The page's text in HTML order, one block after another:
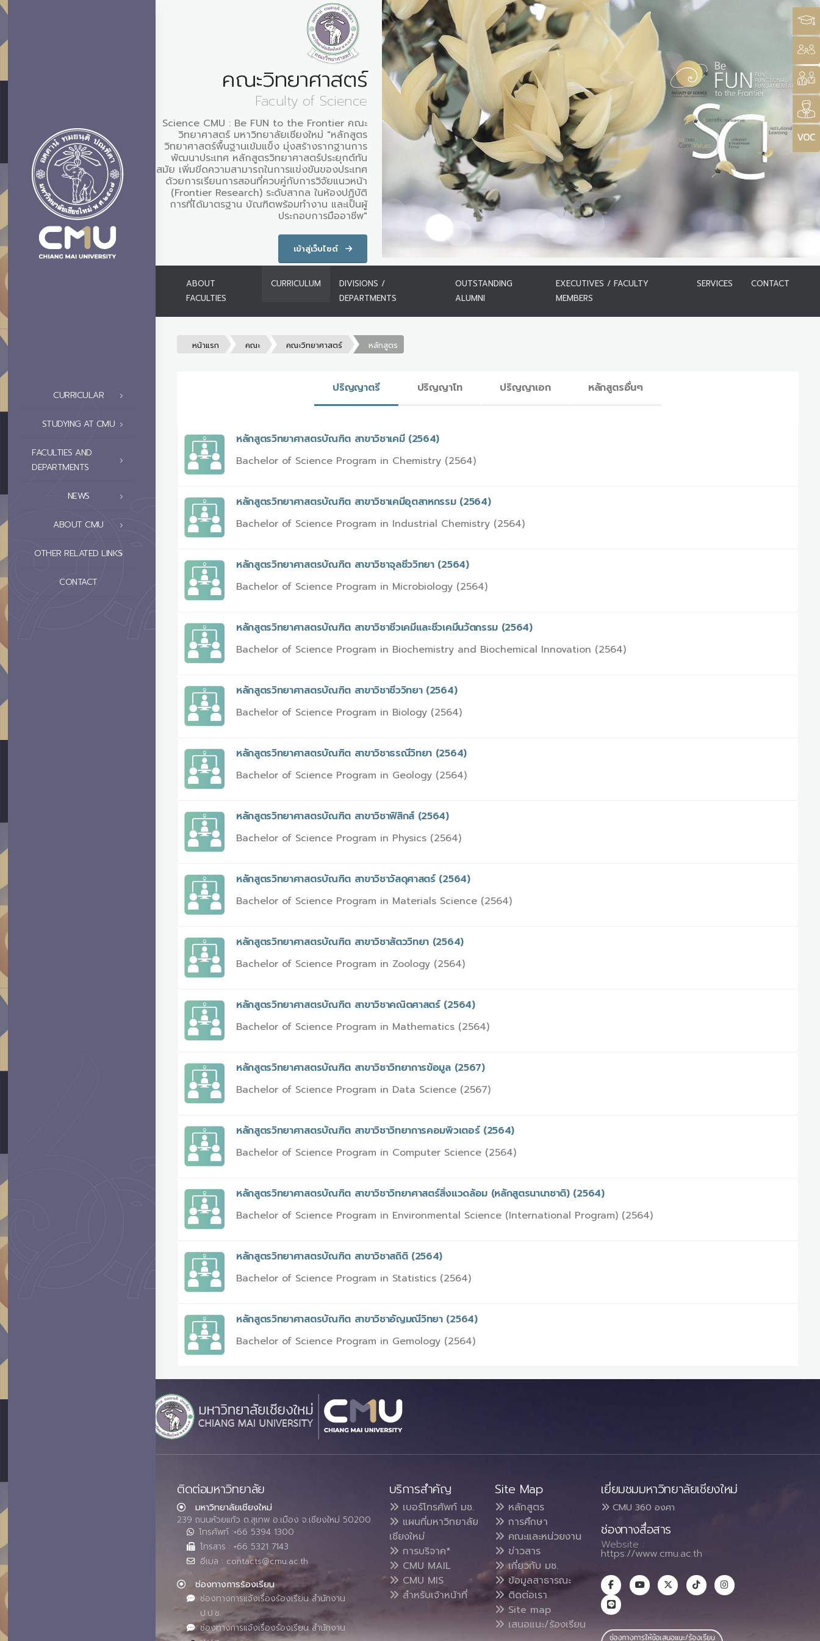
CURRICULAR
STUDYING AT CMU
FACULTIES AND
DEPARTMENTS
NEWS
ABOUT CMU
OTHER RELATED LINKS
CONTACT
คณะวิทยาศาสตร์
Faculty of Science
Science CMU : Be FUN to the Frontier คณะ
วิทยาศาสตร์ มหาวิทยาลัยเชียงใหม่ "หลักสูตร
วิทยาศาสตร์พื้นฐานเข้มแข็ง มุ่งสร้างรากฐานการ
พัฒนาประเทศ หลักสูตรวิทยาศาสตร์ประยุกต์ทัน
สมัย เพิ่มขีดความสามารถในการแข่งขันของประเทศ
ด้วยการเรียนการสอนที่ควบคู่กับการวิจัยแนวหน้า
(Frontier Research) ระดับสากล ในห้องปฏิบัติ
การที่ได้มาตรฐาน บัณฑิตพร้อมทำงาน และเป็นผู้
ประกอบการมืออาชีพ"
เข้าสู่เว็บไซต์
ABOUT
FACULTIES
CURRICULUM
DIVISIONS /
DEPARTMENTS
OUTSTANDING
ALUMNI
EXECUTIVES / FACULTY
MEMBERS
SERVICES CONTACT
หน้าแรก คณะ คณะวิทยาศาสตร์ หลักสูตร
ปริญญาตรี ปริญญาโท ปริญญาเอก หลักสูตรอื่นๆ
หลักสูตรวิทยาศาสตรบัณฑิต สาขาวิชาเคมี (2564)
Bachelor of Science Program in Chemistry (2564)
หลักสูตรวิทยาศาสตรบัณฑิต สาขาวิชาเคมีอุตสาหกรรม (2564)
Bachelor of Science Program in Industrial Chemistry (2564)
หลักสูตรวิทยาศาสตรบัณฑิต สาขาวิชาจุลชีววิทยา (2564)
Bachelor of Science Program in Microbiology (2564)
หลักสูตรวิทยาศาสตรบัณฑิต สาขาวิชาชีวเคมีและชีวเคมีนวัตกรรม (2564)
Bachelor of Science Program in Biochemistry and Biochemical Innovation (2564)
หลักสูตรวิทยาศาสตรบัณฑิต สาขาวิชาชีววิทยา (2564)
Bachelor of Science Program in Biology (2564)
หลักสูตรวิทยาศาสตรบัณฑิต สาขาวิชาธรณีวิทยา (2564)
Bachelor of Science Program in Geology (2564)
หลักสูตรวิทยาศาสตรบัณฑิต สาขาวิชาฟิสิกส์ (2564)
Bachelor of Science Program in Physics (2564)
หลักสูตรวิทยาศาสตรบัณฑิต สาขาวิชาวัสดุศาสตร์ (2564)
Bachelor of Science Program in Materials Science (2564)
หลักสูตรวิทยาศาสตรบัณฑิต สาขาวิชาสัตววิทยา (2564)
Bachelor of Science Program in Zoology (2564)
หลักสูตรวิทยาศาสตรบัณฑิต สาขาวิชาคณิตศาสตร์ (2564)
Bachelor of Science Program in Mathematics (2564)
หลักสูตรวิทยาศาสตรบัณฑิต สาขาวิชาวิทยาการข้อมูล (2567)
Bachelor of Science Program in Data Science (2567)
หลักสูตรวิทยาศาสตรบัณฑิต สาขาวิชาวิทยาการคอมพิวเตอร์ (2564)
Bachelor of Science Program in Computer Science (2564)
หลักสูตรวิทยาศาสตรบัณฑิต สาขาวิชาวิทยาศาสตร์สิ่งแวดล้อม (หลักสูตรนานาชาติ) (2564)
Bachelor of Science Program in Environmental Science (International Program) (2564)
หลักสูตรวิทยาศาสตรบัณฑิต สาขาวิชาสถิติ (2564)
Bachelor of Science Program in Statistics (2564)
หลักสูตรวิทยาศาสตรบัณฑิต สาขาวิชาอัญมณีวิทยา (2564)
Bachelor of Science Program in Gemology (2564)
ติดต่อมหาวิทยาลัย
มหาวิทยาลัยเชียงใหม่
239 ถนนห้วยแก้ว ต.สุเทพ อ.เมือง จ.เชียงใหม่ 50200
โทรศัพท์ :+66 5394 1300
โทรสาร : +66 5321 7143
อีเมล : contacts@cmu.ac.th
ช่องทางการร้องเรียน
ช่องทางการแจ้งเรื่องร้องเรียน สำนักงาน
ป.ป.ช.
ช่องทางการแจ้งเรื่องร้องเรียน สำนักงาน
บริการสำคัญ
เบอร์โทรศัพท์ มช.
แผนที่มหาวิทยาลัย
เชียงใหม่
การบริจาค*
CMU MAIL
CMU MIS
สำหรับเจ้าหน้าที่
Site Map
หลักสูตร
การศึกษา
คณะและหน่วยงาน
ข่าวสาร
เกี่ยวกับ มช.
ข้อมูลสาธารณะ
ติดต่อเรา
Site map
เสนอแนะ/ร้องเรียน
เยี่ยมชมมหาวิทยาลัยเชียงใหม่
CMU 360 องศา
ช่องทางสื่อสาร
Website :
https://www.cmu.ac.th